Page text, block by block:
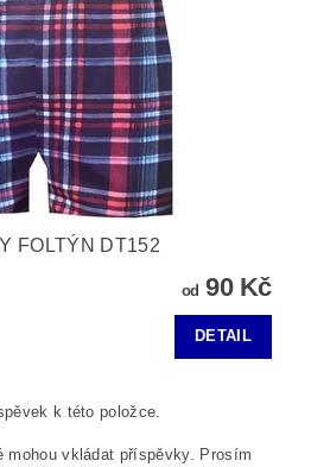
FOLTÝN DT152
od 90 Kč
DETAIL
k této položce.
mohou vkládat příspěvky. Prosím